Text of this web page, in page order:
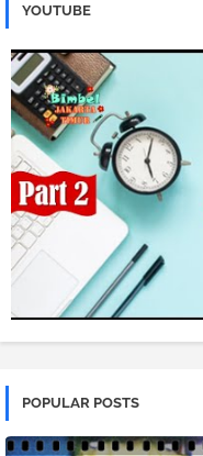
YOUTUBE
POPULAR POSTS